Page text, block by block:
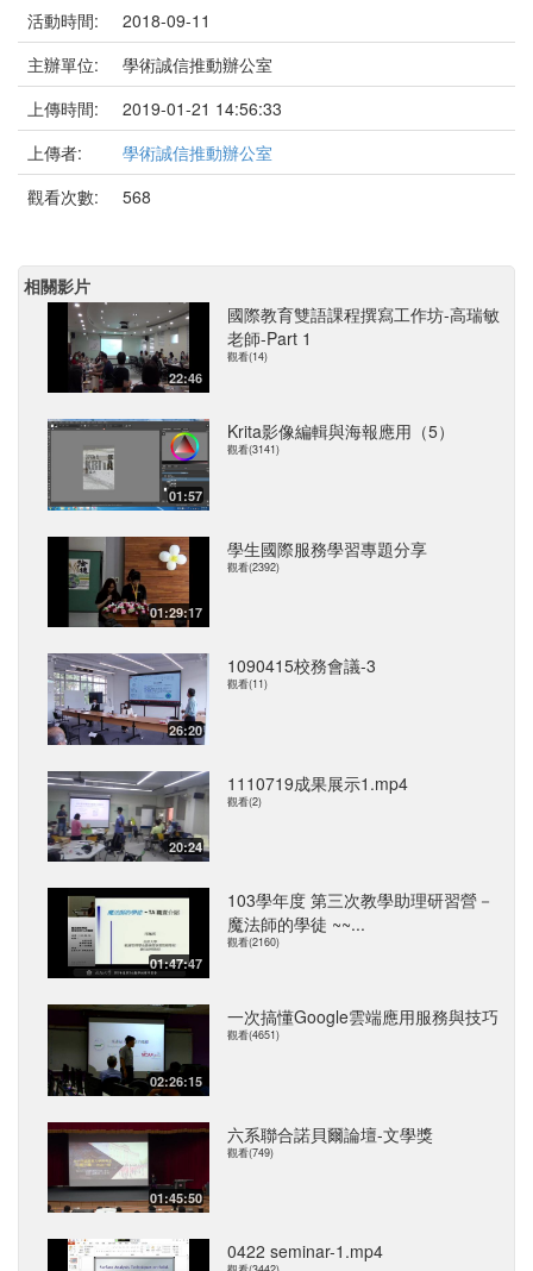
活動時間:
2018-09-11
主辦單位:
學術誠信推動辦公室
上傳時間:
2019-01-21 14:56:33
上傳者:
學術誠信推動辦公室
觀看次數:
568
相關影片
22:46
國際教育雙語課程撰寫工作坊-高瑞敏
老師-Part 1
觀看(14)
01:57
Krita影像編輯與海報應用（5）
觀看(3141)
01:29:17
學生國際服務學習專題分享
觀看(2392)
26:20
1090415校務會議-3
觀看(11)
20:24
1110719成果展示1.mp4
觀看(2)
01:47:47
103學年度 第三次教學助理研習營－
魔法師的學徒 ~~...
觀看(2160)
02:26:15
一次搞懂Google雲端應用服務與技巧
觀看(4651)
01:45:50
六系聯合諾貝爾論壇-文學獎
觀看(749)
0422 seminar-1.mp4